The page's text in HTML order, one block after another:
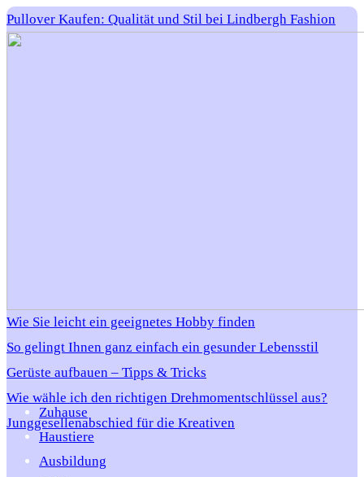
Pullover Kaufen: Qualität und Stil bei Lindbergh Fashion
Wie Sie leicht ein geeignetes Hobby finden
So gelingt Ihnen ganz einfach ein gesunder Lebensstil
Gerüste aufbauen – Tipps & Tricks
Wie wähle ich den richtigen Drehmomentschlüssel aus?
Junggesellenabschied für die Kreativen
Zuhause
Haustiere
Ausbildung